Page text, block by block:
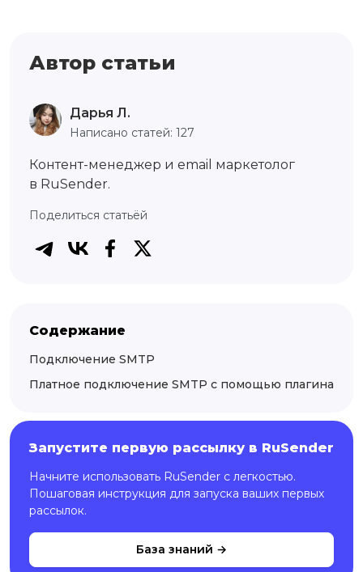
Автор статьи
Дарья Л.
Написано статей: 127
Контент-менеджер и email маркетолог
в RuSender.
Поделиться статьёй
Содержание
Подключение SMTP
Платное подключение SMTP с помощью плагина
Запустите первую рассылку в RuSender
Начните использовать RuSender с легкостью.
Пошаговая инструкция для запуска ваших первых
рассылок.
База знаний →